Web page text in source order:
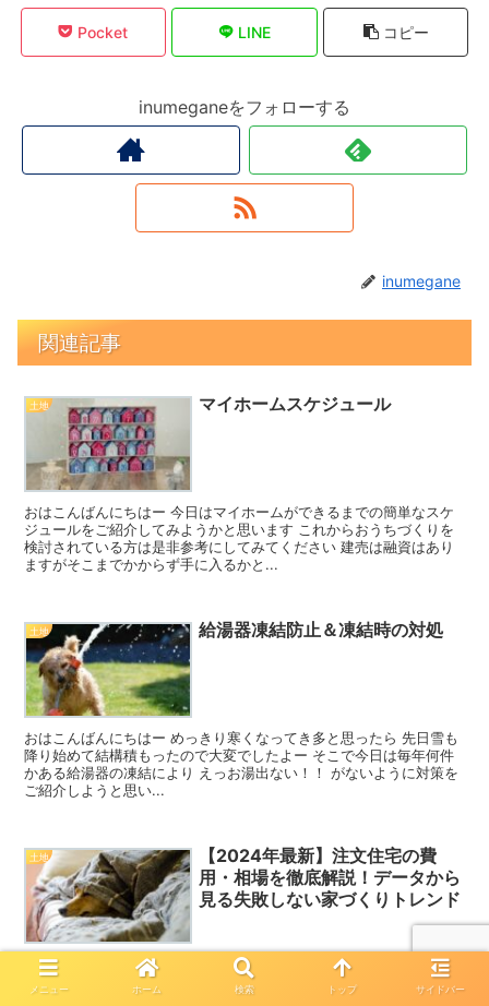
Pocket LINE コピー
inumeganeをフォローする
inumegane
関連記事
土地 マイホームスケジュール
おはこんばんにちはー 今日はマイホームができるまでの簡単なスケ
ジュールをご紹介してみようかと思います これからおうちづくりを
検討されている方は是非参考にしてみてください 建売は融資はあり
ますがそこまでかからず手に入るかと...
土地 給湯器凍結防止＆凍結時の対処
おはこんばんにちはー めっきり寒くなってき多と思ったら 先日雪も
降り始めて結構積もったので大変でしたよー そこで今日は毎年何件
かある給湯器の凍結により えっお湯出ない！！ がないように対策を
ご紹介しようと思い...
土地
【2024年最新】注文住宅の費
用・相場を徹底解説！データから
見る失敗しない家づくりトレンド
皆さん、こんにちは！犬メガネです。 「そろそろマイホームが欲し
いな」「注文住宅ってどれくらいお金がかかるんだろう？」と考えて
いる、そこのあなた！ 家づくりって、夢が広がる反面、費用やトレ
メニュー ホーム 検索 トップ サイドバー